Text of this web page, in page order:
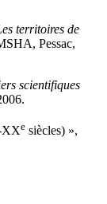
territoires de
Pessac,
scientifiques
XXe siècles) »,